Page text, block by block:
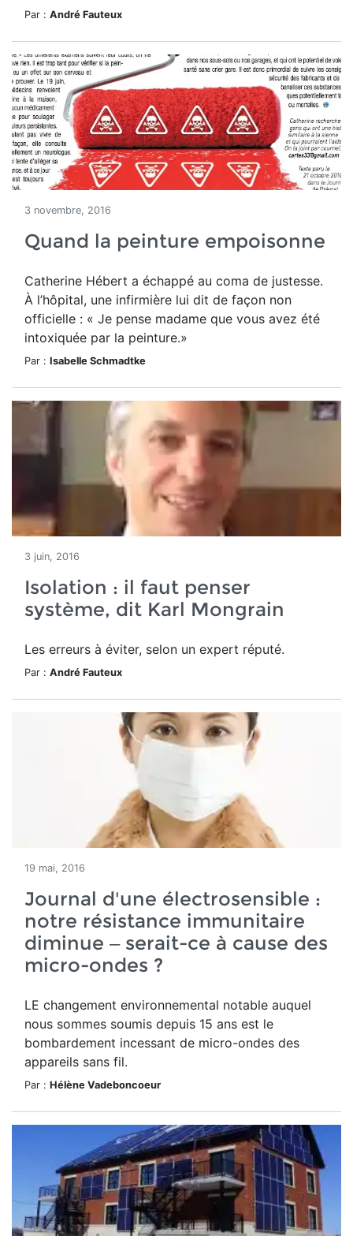
Par : André Fauteux
3 novembre, 2016
Quand la peinture empoisonne
Catherine Hébert a échappé au coma de justesse.
À l’hôpital, une infirmière lui dit de façon non
officielle : « Je pense madame que vous avez été
intoxiquée par la peinture.»
Par : Isabelle Schmadtke
3 juin, 2016
Isolation : il faut penser
système, dit Karl Mongrain
Les erreurs à éviter, selon un expert réputé.
Par : André Fauteux
19 mai, 2016
Journal d'une électrosensible :
notre résistance immunitaire
diminue – serait-ce à cause des
micro-ondes ?
LE changement environnemental notable auquel
nous sommes soumis depuis 15 ans est le
bombardement incessant de micro-ondes des
appareils sans fil.
Par : Hélène Vadeboncoeur